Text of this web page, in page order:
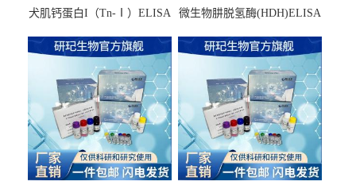
犬肌钙蛋白I（Tn-Ⅰ）ELISA
微生物肼脱氢酶(HDH)ELISA